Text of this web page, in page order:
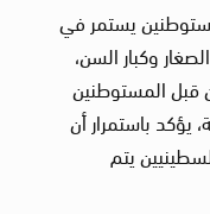
يستمر في
وكبار السن،
قبل المستوطنين
يؤكد باستمرار أن
يتم